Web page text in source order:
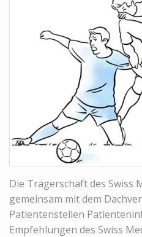
Die Trägerschaft des Swiss
gemeinsam mit dem
Patientenstellen
Empfehlungen des Swiss